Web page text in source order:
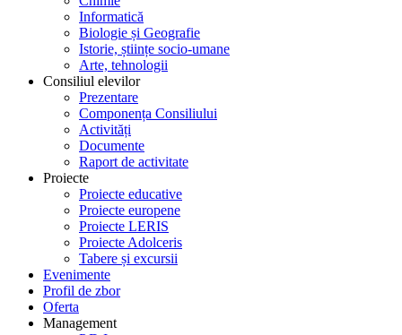
Informatică
Biologie și Geografie
Istorie, științe socio-umane
Arte, tehnologii
Consiliul elevilor
Prezentare
Componența Consiliului
Activități
Documente
Raport de activitate
Proiecte
Proiecte educative
Proiecte europene
Proiecte LERIS
Proiecte Adolceris
Tabere și excursii
Evenimente
Profil de zbor
Oferta
Management